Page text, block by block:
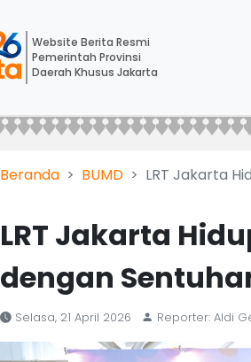
Website Berita Resmi
Pemerintah Provinsi
Daerah Khusus Jakarta
Beranda BUMD LRT Jakarta
LRT Jakarta
dengan
Selasa, 21 April 2026 Reporter: Aldi